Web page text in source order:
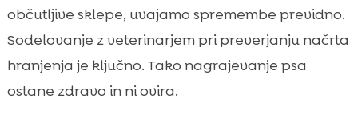
občutljive sklepe, uvajamo spremembe previdno.
Sodelovanje z veterinarjem pri preverjanju načrta
hranjenja je ključno. Tako nagrajevanje psa
ostane zdravo in ni ovira.